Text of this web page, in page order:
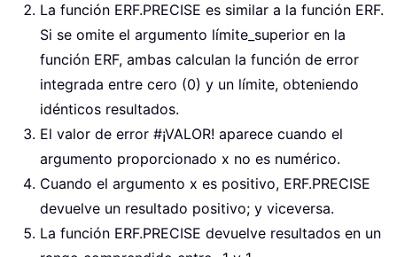
La función ERF.PRECISE es similar a la función ERF.
Si se omite el argumento límite_superior en la
función ERF, ambas calculan la función de error
integrada entre cero (0) y un límite, obteniendo
idénticos resultados.
El valor de error #¡VALOR! aparece cuando el
argumento proporcionado x no es numérico.
Cuando el argumento x es positivo, ERF.PRECISE
devuelve un resultado positivo; y viceversa.
La función ERF.PRECISE devuelve resultados en un